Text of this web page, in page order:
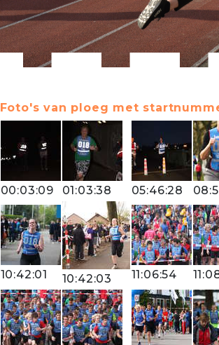
Foto's van ploeg met
00:03:09 01:03:38 05:46:28
10:42:01 10:42:03 11:06:54